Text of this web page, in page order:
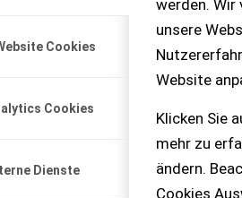
Cookies
Cookies
Dienste
werden. Wir
unsere
Website
Klicken Sie
mehr zu
ändern.
Cookies
und wurde umfassend gewartet.